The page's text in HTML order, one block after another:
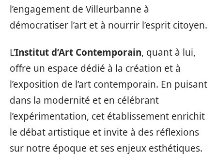
l’engagement de Villeurbanne à
démocratiser l’art et à nourrir l’esprit citoyen.
L’Institut d’Art Contemporain, quant à lui,
offre un espace dédié à la création et à
l’exposition de l’art contemporain. En puisant
dans la modernité et en célébrant
l’expérimentation, cet établissement enrichit
le débat artistique et invite à des réflexions
sur notre époque et ses enjeux esthétiques.